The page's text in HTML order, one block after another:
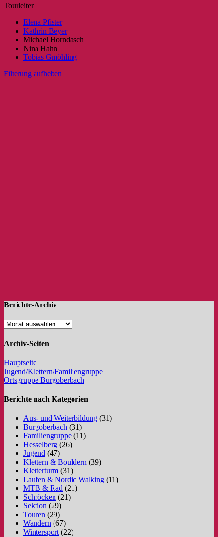
Tourleiter
Elena Pfister
Kathrin Beyer
Michael Horndasch
Nina Hahn
Tobias Gmöhling
Filterung aufheben
Berichte-Archiv
Archiv-Seiten
Hauptseite
Jugend/Klettern/Familiengruppe
Ortsgruppe Burgoberbach
Berichte nach Kategorien
Aus- und Weiterbildung (31)
Burgoberbach (31)
Familiengruppe (11)
Hesselberg (26)
Jugend (47)
Klettern & Bouldern (39)
Kletterturm (31)
Laufen & Nordic Walking (11)
MTB & Rad (21)
Schröcken (21)
Sektion (29)
Touren (29)
Wandern (67)
Wintersport(22)